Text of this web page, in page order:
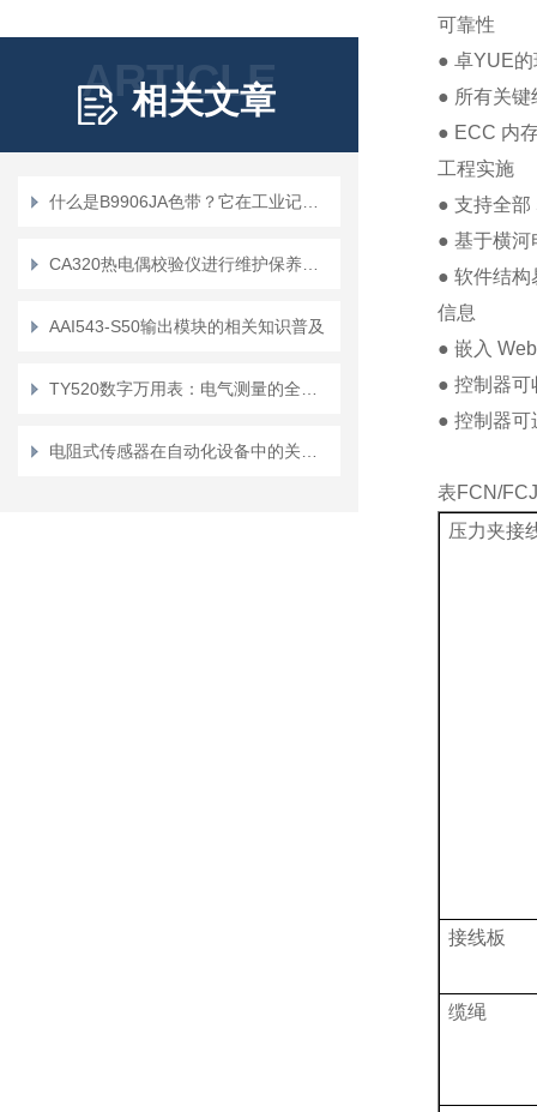
ARTICLE
相关文章
AAI543-S50输出模块的相关知识普及
可靠性
● 卓YUE
● 所有关键
● ECC 内
工程实施
● 支持全部
● 基于横河
● 软件结构
信息
● 嵌入
● 控制器可
● 控制器可
表FCN/FCJ
压力夹接
接线板
缆绳